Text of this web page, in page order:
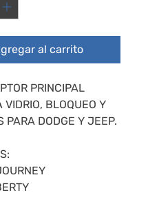
al carrito
PRINCIPAL
VIDRIO, BLOQUEO Y
PARA DODGE Y JEEP.